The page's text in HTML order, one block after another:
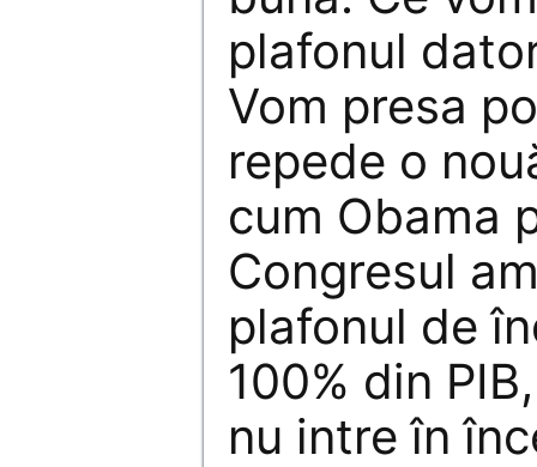
plafonul
Vom presa
repede o
cum Obama
Congresul
plafonul de
100% din
nu intre în